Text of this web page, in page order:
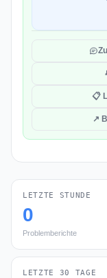
📋
↗
LETZTE STUNDE
0
Problemberichte
LETZTE 30 TAGE